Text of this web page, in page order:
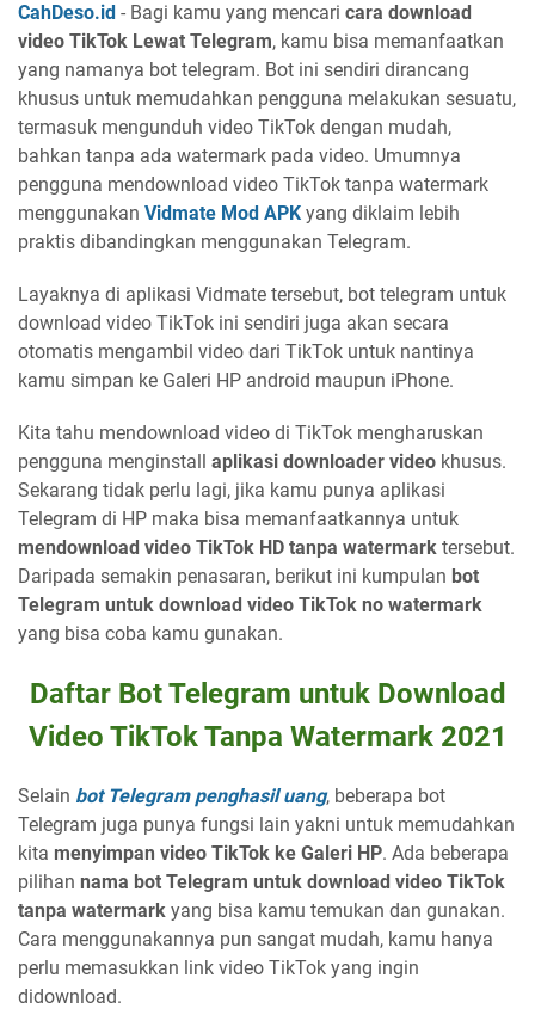
CahDeso.id - Bagi kamu yang mencari cara download
video TikTok Lewat Telegram, kamu bisa memanfaatkan
yang namanya bot telegram. Bot ini sendiri dirancang
khusus untuk memudahkan pengguna melakukan sesuatu,
termasuk mengunduh video TikTok dengan mudah,
bahkan tanpa ada watermark pada video. Umumnya
pengguna mendownload video TikTok tanpa watermark
menggunakan Vidmate Mod APK yang diklaim lebih
praktis dibandingkan menggunakan Telegram.
Layaknya di aplikasi Vidmate tersebut, bot telegram untuk
download video TikTok ini sendiri juga akan secara
otomatis mengambil video dari TikTok untuk nantinya
kamu simpan ke Galeri HP android maupun iPhone.
Kita tahu mendownload video di TikTok mengharuskan
pengguna menginstall aplikasi downloader video khusus.
Sekarang tidak perlu lagi, jika kamu punya aplikasi
Telegram di HP maka bisa memanfaatkannya untuk
mendownload video TikTok HD tanpa watermark tersebut.
Daripada semakin penasaran, berikut ini kumpulan bot
Telegram untuk download video TikTok no watermark
yang bisa coba kamu gunakan.
Daftar Bot Telegram untuk Download
Video TikTok Tanpa Watermark 2021
Selain bot Telegram penghasil uang, beberapa bot
Telegram juga punya fungsi lain yakni untuk memudahkan
kita menyimpan video TikTok ke Galeri HP. Ada beberapa
pilihan nama bot Telegram untuk download video TikTok
tanpa watermark yang bisa kamu temukan dan gunakan.
Cara menggunakannya pun sangat mudah, kamu hanya
perlu memasukkan link video TikTok yang ingin
didownload.